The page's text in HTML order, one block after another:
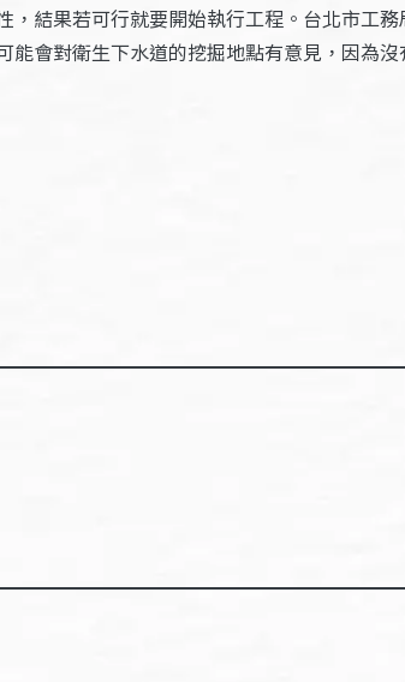
結果若可行就要開始執行工程。台北市工
會對衛生下水道的挖掘地點有意見，因為